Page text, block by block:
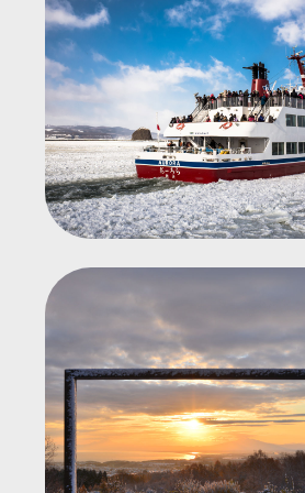
流冰觀光破冰船
「Aurora極光號」
天都山展望台